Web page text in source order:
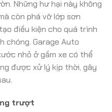
Những hư hại này không
còn phá vỡ lớp sơn
điều kiện cho quá trình
chóng. Garage Auto
nhỏ ở gầm xe có thể
được xử lý kịp thời, gây
trượt